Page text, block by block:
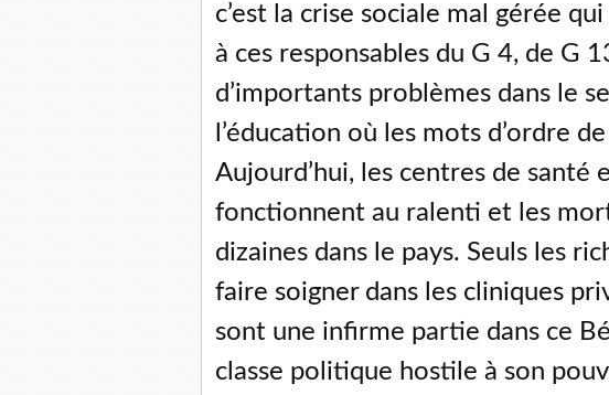
c’est la crise sociale mal gérée
à ces responsables du G 4, de G
d’importants problèmes dans le
l’éducation où les mots d’ordre
Aujourd’hui, les centres de santé
fonctionnent au ralenti et les
dizaines dans le pays. Seuls les
faire soigner dans les cliniques
sont une infirme partie dans ce
classe politique hostile à son